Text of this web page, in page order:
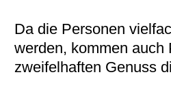
Da die Personen
werden, kommen auch
zweifelhaften Genuss